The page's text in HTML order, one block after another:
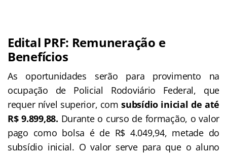
Edital PRF: Remuneração e
Benefícios
As oportunidades serão para provimento na
ocupação de Policial Rodoviário Federal, que
requer nível superior, comsubsídio inicial de até
R$ 9.899,88. Durante o curso de formação, o valor
pago como bolsa é de R$ 4.049,94, metade do
subsídio inicial. O valor serve para que o aluno